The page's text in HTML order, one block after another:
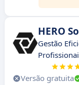
HERO
Gestão
Versão gratuita